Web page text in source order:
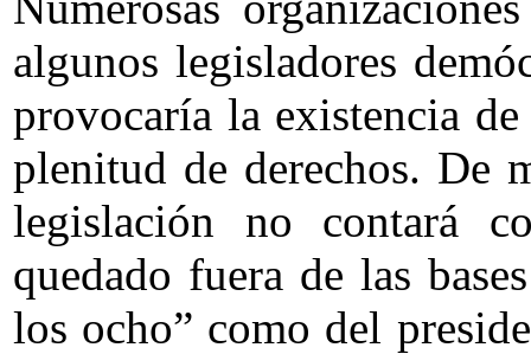
algunos legisladores
provocaría la existencia de
plenitud de derechos. De
legislación no contará
quedado fuera de las
los ocho” como del